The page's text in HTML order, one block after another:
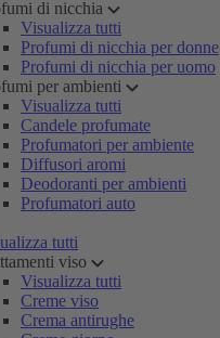
di nicchia
Visualizza tutti
Profumi di nicchia per donne
Profumi di nicchia per uomo
per ambienti
Visualizza tutti
Candele profumate
Profumatori per ambiente
Diffusori aromi
Deodoranti per ambienti
Profumatori auto
tutti
viso
Visualizza tutti
Creme viso
Crema antirughe